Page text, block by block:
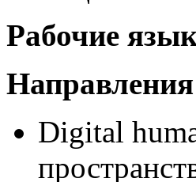
Рабочие
Digital